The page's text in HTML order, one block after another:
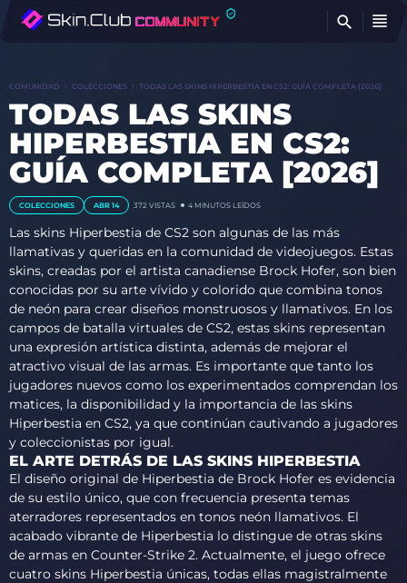
COMUNIDAD COLECCIONES TODAS LAS SKINS HIPERBESTIA EN CS2: GUÍA COMPLETA [2026]
TODAS LAS SKINS
HIPERBESTIA EN CS2:
GUÍA COMPLETA [2026]
COLECCIONES ABR 14 372 VISTAS 4 MINUTOS LEÍDOS
Las skins Hiperbestia de CS2 son algunas de las más
llamativas y queridas en la comunidad de videojuegos. Estas
skins, creadas por el artista canadiense Brock Hofer, son bien
conocidas por su arte vívido y colorido que combina tonos
de neón para crear diseños monstruosos y llamativos. En los
campos de batalla virtuales de CS2, estas skins representan
una expresión artística distinta, además de mejorar el
atractivo visual de las armas. Es importante que tanto los
jugadores nuevos como los experimentados comprendan los
matices, la disponibilidad y la importancia de las skins
Hiperbestia en CS2, ya que continúan cautivando a jugadores
y coleccionistas por igual.
EL ARTE DETRÁS DE LAS SKINS HIPERBESTIA
El diseño original de Hiperbestia de Brock Hofer es evidencia
de su estilo único, que con frecuencia presenta temas
aterradores representados en tonos neón llamativos. El
acabado vibrante de Hiperbestia lo distingue de otras skins
de armas en Counter-Strike 2. Actualmente, el juego ofrece
cuatro skins Hiperbestia únicas, todas ellas magistralmente